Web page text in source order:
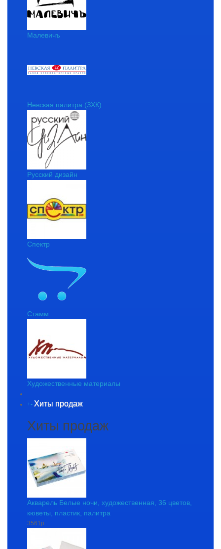
Малевичъ
Невская палитра (ЗХК)
Русский дизайн
Спектр
Стамм
Художественные материалы
+- Хиты продаж
Хиты продаж
Акварель Белые ночи, художественная, 36 цветов,
кюветы, пластик, палитра
3561р.